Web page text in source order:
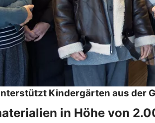
Kindergärten aus der
in Höhe von